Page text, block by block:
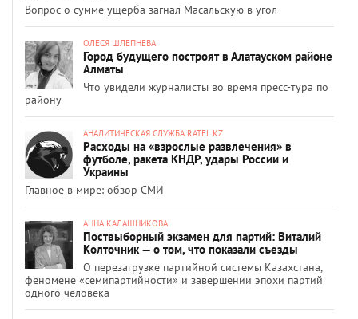
Вопрос о сумме ущерба загнал Масальскую в угол
ОЛЕСЯ ШЛЕПНЕВА
Город будущего построят в Алатауском районе
Алматы
Что увидели журналисты во время пресс-тура по
району
АНАЛИТИЧЕСКАЯ СЛУЖБА RATEL.KZ
Расходы на «взрослые развлечения» в
футболе, ракета КНДР, удары России и
Украины
Главное в мире: обзор СМИ
АННА КАЛАШНИКОВА
Поствыборный экзамен для партий: Виталий
Колточник — о том, что показали съезды
О перезагрузке партийной системы Казахстана,
феномене «семипартийности» и завершении эпохи партий
одного человека